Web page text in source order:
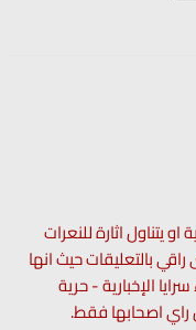
يتناول اثارة للنعرات
بالتعليقات حيث انها
الإخبارية - حرية
راي اصحابها فقط.